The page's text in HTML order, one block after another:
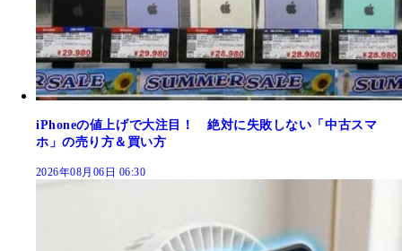
iPhoneの値上げで大注目！ 絶対に失敗しない「中古スマ
ホ」の売り方＆買い方
2026年08月06日 06:30